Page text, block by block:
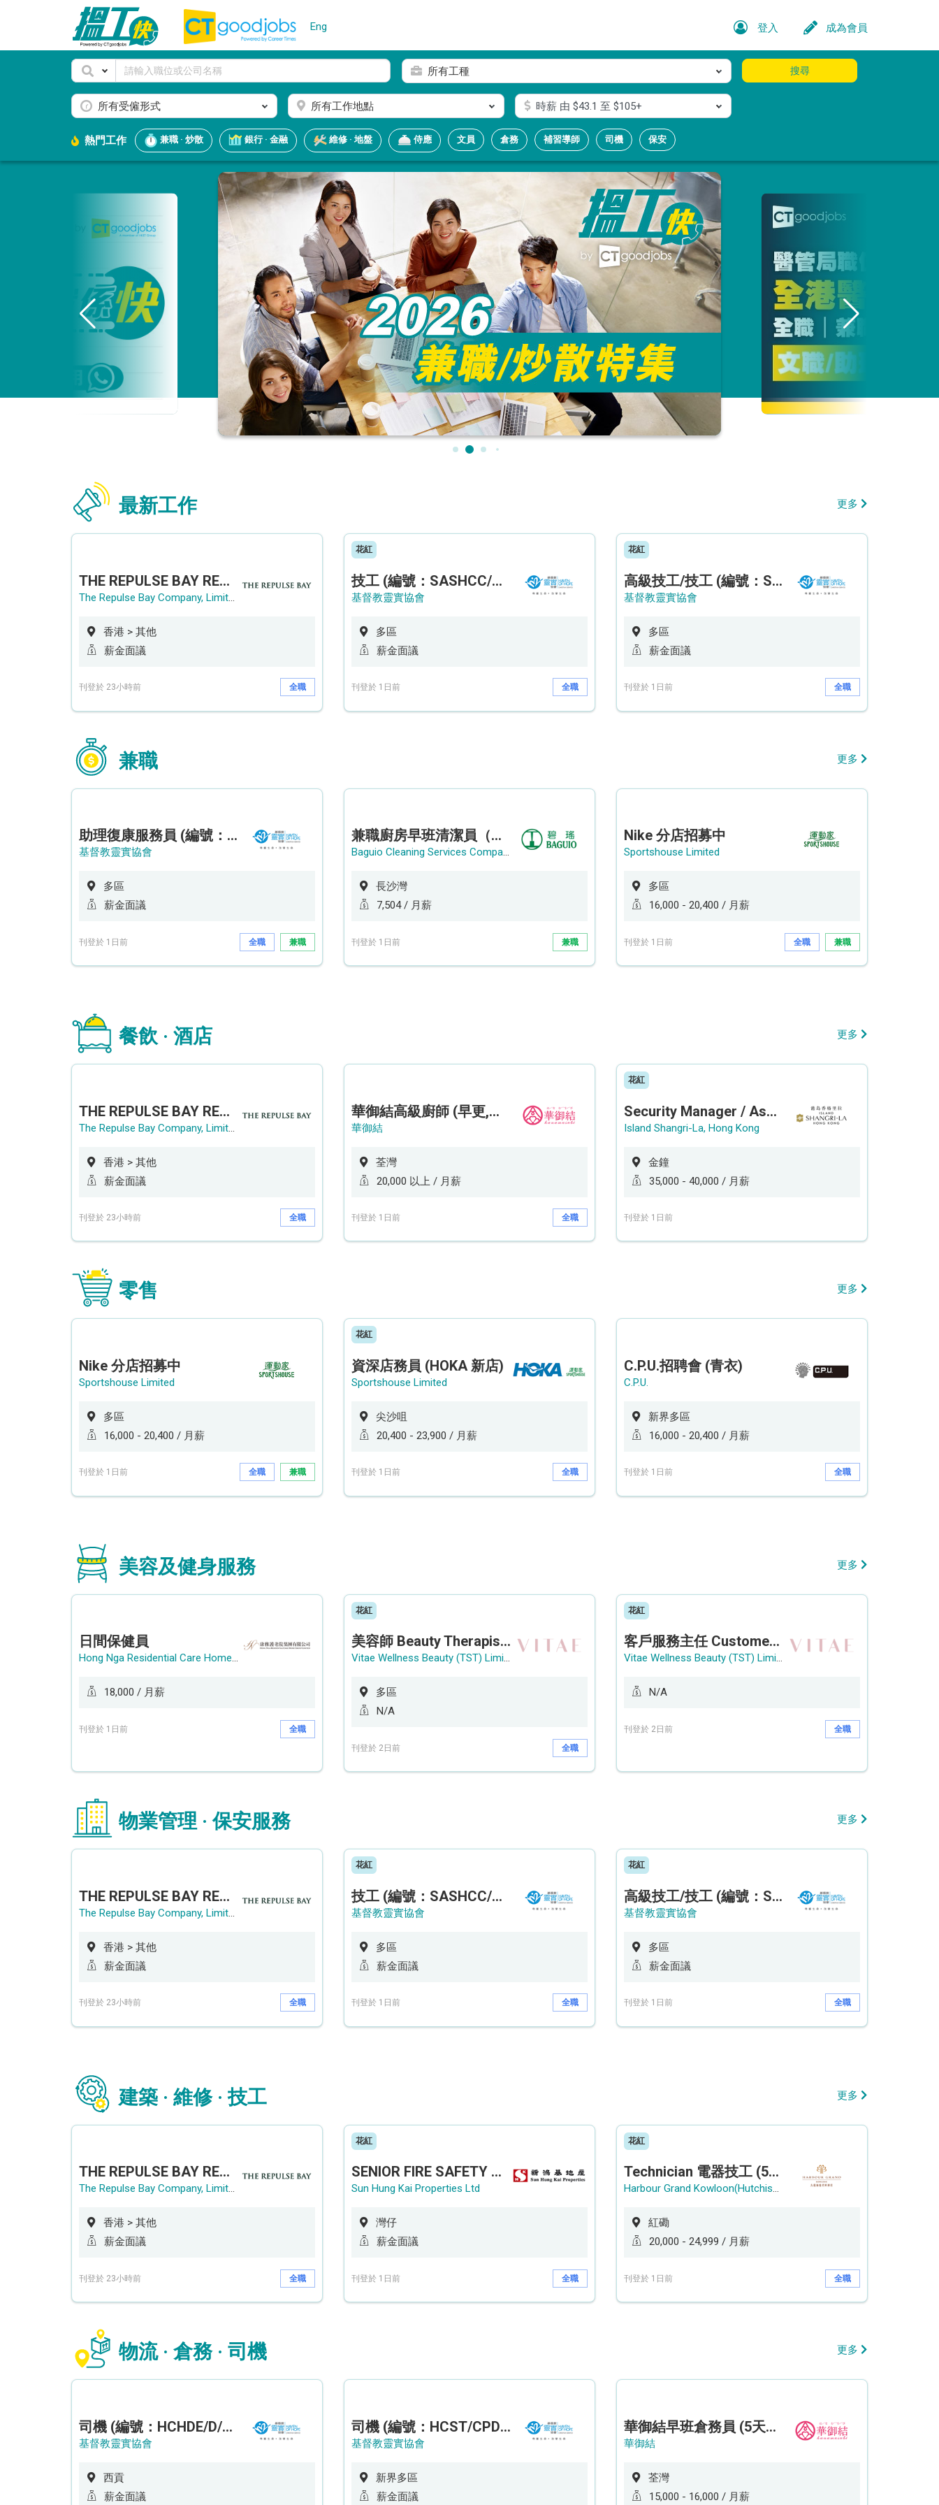
Eng 登入 成為會員
所有工種
所有受僱形式 所有工作地點 時薪由 $43.1 至 $105+
搜尋
熱門工作 兼職 · 炒散 銀行 · 金融 維修 · 地盤 侍應 文員 倉務 補習導師 司機 保安
最新工作 更多
THE REPULSE BAY RECRUITMENT DAY 淺水灣影灣園人才招聘會
The Repulse Bay Company, Limited
香港 > 其他
薪金面議
刊登於 23小時前 全職
花紅
技工 (編號：SASHCC/A/CTE)
基督教靈實協會
多區
薪金面議
刊登於 1日前 全職
花紅
高級技工/技工 (編號：SSO/FM/A/CTE)
基督教靈實協會
多區
薪金面議
刊登於 1日前 全職
兼職 更多
助理復康服務員 (編號：RSD/ARSW/CTE)
基督教靈實協會
多區
薪金面議
刊登於 1日前 全職 兼職
兼職廚房早班清潔員（長沙灣）
Baguio Cleaning Services Company Limited
長沙灣
7,504 / 月薪
刊登於 1日前 兼職
Nike 分店招募中
Sportshouse Limited
多區
16,000 - 20,400 / 月薪
刊登於 1日前 全職 兼職
餐飲 · 酒店 更多
THE REPULSE BAY RECRUITMENT DAY 淺水灣影灣園人才招聘會
The Repulse Bay Company, Limited
香港 > 其他
薪金面議
刊登於 23小時前 全職
華御結高級廚師 (早更,中央廚房)*底薪可達20k* (5天工作週)
華御結
荃灣
20,000 以上 / 月薪
刊登於 1日前 全職
花紅
Security Manager / Assistant Security Manager
Island Shangri-La, Hong Kong
金鐘
35,000 - 40,000 / 月薪
刊登於 1日前
零售 更多
Nike 分店招募中
Sportshouse Limited
多區
16,000 - 20,400 / 月薪
刊登於 1日前 全職 兼職
花紅
資深店務員 (HOKA 新店)
Sportshouse Limited
尖沙咀
20,400 - 23,900 / 月薪
刊登於 1日前 全職
C.P.U.招聘會 (青衣)
C.P.U.
新界多區
16,000 - 20,400 / 月薪
刊登於 1日前 全職
美容及健身服務 更多
日間保健員
Hong Nga Residential Care Home Group Limited
18,000 / 月薪
刊登於 1日前 全職
花紅
美容師 Beauty Therapist (銅鑼灣 / 尖沙咀)
Vitae Wellness Beauty (TST) Limited
多區
N/A
刊登於 2日前 全職
花紅
客戶服務主任 Customer Service Officer (銅鑼灣)
Vitae Wellness Beauty (TST) Limited
N/A
刊登於 2日前 全職
物業管理 · 保安服務 更多
THE REPULSE BAY RECRUITMENT DAY 淺水灣影灣園人才招聘會
The Repulse Bay Company, Limited
香港 > 其他
薪金面議
刊登於 23小時前 全職
花紅
技工 (編號：SASHCC/A/CTE)
基督教靈實協會
多區
薪金面議
刊登於 1日前 全職
花紅
高級技工/技工 (編號：SSO/FM/A/CTE)
基督教靈實協會
多區
薪金面議
刊登於 1日前 全職
建築 · 維修 · 技工 更多
THE REPULSE BAY RECRUITMENT DAY 淺水灣影灣園人才招聘會
The Repulse Bay Company, Limited
香港 > 其他
薪金面議
刊登於 23小時前 全職
花紅
SENIOR FIRE SAFETY OFFICER / FIRE SAFETY OFFICER
Sun Hung Kai Properties Ltd
灣仔
薪金面議
刊登於 1日前 全職
花紅
Technician 電器技工 (5-Day Work Week)
Harbour Grand Kowloon(Hutchison Hotel Hong Kong Limited)
紅磡
20,000 - 24,999 / 月薪
刊登於 1日前 全職
物流 · 倉務 · 司機 更多
司機 (編號：HCHDE/D/CTE)
基督教靈實協會
西貢
薪金面議
司機 (編號：HCST/CPD/CTE)
基督教靈實協會
新界多區
薪金面議
華御結早班倉務員 (5天工作週)
華御結
荃灣
15,000 - 16,000 / 月薪